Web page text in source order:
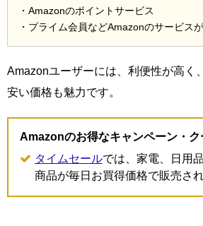
・Amazonのポイントサービス
・プライム会員などAmazonのサービス
Amazonユーザーには、利便性が高く
安い価格も魅力です。
Amazonのお得なキャンペーン・ク
タイムセールでは、家電、日用
商品が毎日お買得価格で販売され